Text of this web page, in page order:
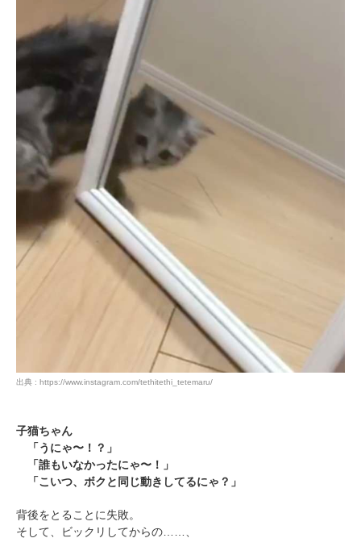
出典 : https://www.instagram.com/tethitethi_tetemaru/
子猫ちゃん
「うにゃ〜！？」
「誰もいなかったにゃ〜！」
「こいつ、ボクと同じ動きしてるにゃ？」
背後をとることに失敗。
そして、ビックリしてからの……、